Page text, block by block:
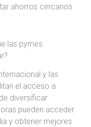
ahorros cercanos
las pymes
y las
el acceso a
diversificar
pueden acceder
y obtener mejores